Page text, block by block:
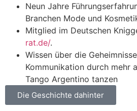
Neun Jahre
Branchen Mode und
Mitglied im Deutschen
rat.de/.
Wissen über die
Kommunikation durch mehr
Tango Argentino tanzen
Die Geschichte dahinter